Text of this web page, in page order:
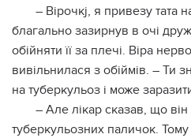
– Вірочкj, я привезу тата
благально зазирнув в очі
обійняти її за плечі. Віра
вивільнилася з обіймів. – Ти
на тубepкульоз і може
– Але лікар сказав, що
тубepкульозних паличок.